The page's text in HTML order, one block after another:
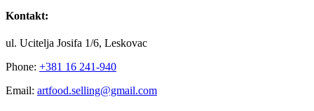
Kontakt:
ul. Ucitelja Josifa 1/6, Leskovac
Phone: +381 16 241-940
Email: artfood.selling@gmail.com